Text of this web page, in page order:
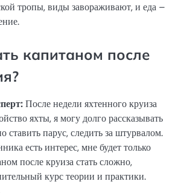
тропы, виды завораживают, и еда –
капитаном после
После недели яхтенного круиза
яхты, я могу долго рассказывать
ставить парус, следить за штурвалом.
есть интерес, мне будет только
после круиза стать сложно,
курс теории и практики.